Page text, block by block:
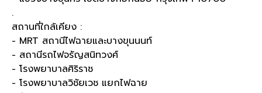
.
สถานที่ใกล้เคียง :
- MRT สถานีไฟฉายและบางขุนนนท์
- สถานีรถไฟจรัญสนิทวงศ์
- โรงพยาบาลศิริราช
- โรงพยาบาลวิชัยเวช แยกไฟฉาย